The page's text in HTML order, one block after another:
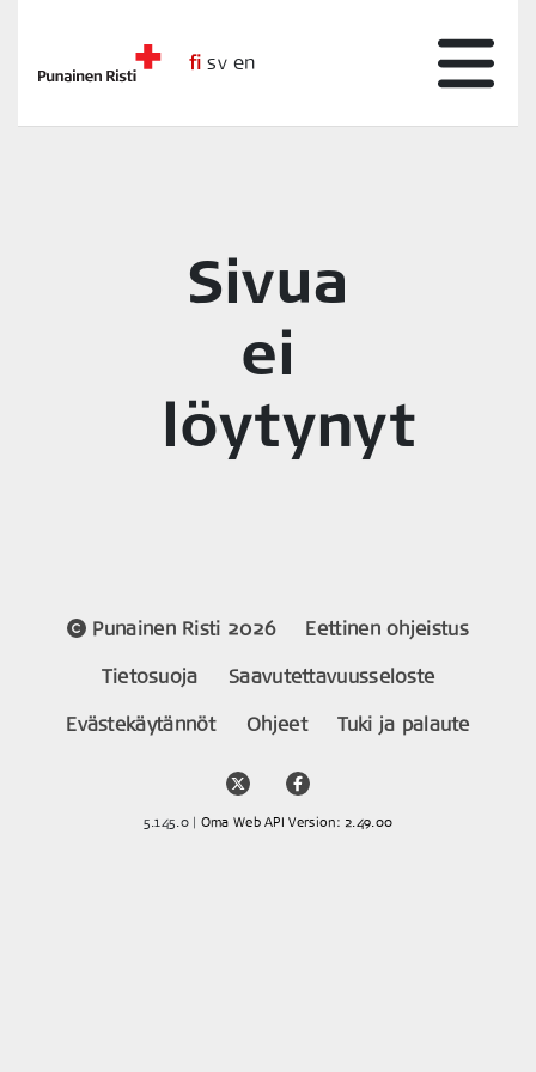
fi sv en
Sivua
ei
löytynyt
Punainen Risti 2026 Eettinen ohjeistus
Tietosuoja Saavutettavuusseloste
Evästekäytännöt Ohjeet Tuki ja palaute
5.145.0 | Oma Web API Version: 2.49.00